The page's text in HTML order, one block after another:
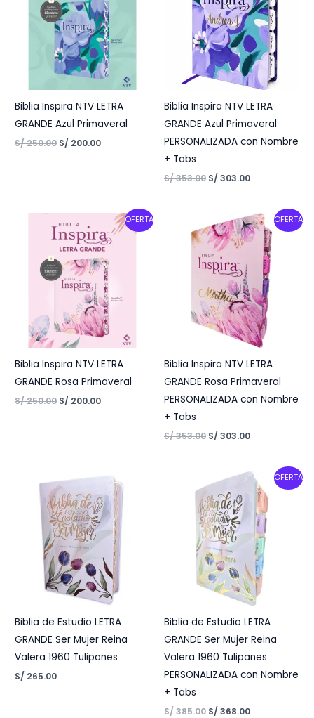
Biblia Inspira NTV LETRA
GRANDE Azul Primaveral
S/250.00 S/ 200.00
Biblia Inspira NTV LETRA
GRANDE Azul Primaveral
PERSONALIZADA con Nombre
+ Tabs
S/353.00 S/ 303.00
OFERTA
Biblia Inspira NTV LETRA
GRANDE Rosa Primaveral
S/250.00
price
was:
S/ 250.00.
S/ 200.00
Current
price
is:
S/ 200.00.
OFERTA
Biblia Inspira NTV LETRA
GRANDE Rosa Primaveral
PERSONALIZADA con Nombre
+ Tabs
S/353.00
Original
price
was:
S/ 353.00.
S/ 303.00
Current
price
is:
S/ 303.00.
Biblia de Estudio LETRA
GRANDE Ser Mujer Reina
Valera 1960 Tulipanes
S/ 265.00
OFERTA
Biblia de Estudio LETRA
GRANDE Ser Mujer Reina
Valera 1960 Tulipanes
PERSONALIZADA con Nombre
+ Tabs
S/385.00
Original
price
was:
S/ 385.00.
S/ 368.00
Current
price
is:
S/ 368.00.